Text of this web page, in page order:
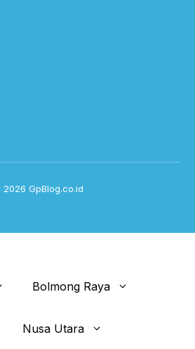
GpBlog.co.id
Bolmong Raya
Nusa Utara